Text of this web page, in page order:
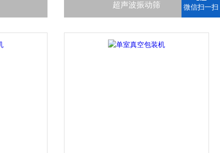
超声波振动筛 微信扫一扫